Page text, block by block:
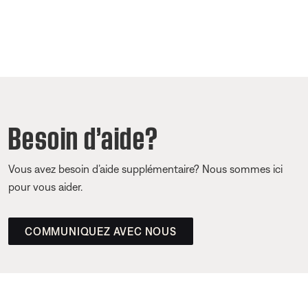
Besoin d’aide?
Vous avez besoin d’aide supplémentaire? Nous sommes ici
pour vous aider.
COMMUNIQUEZ AVEC NOUS